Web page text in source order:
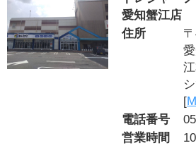
愛知蟹江店
住所
[
電話番号
営業時間